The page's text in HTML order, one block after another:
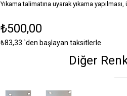
Yıkama talimatına uyarak yıkama
₺500,00
₺83,33 `den başlayan taksitlerle
Diğer